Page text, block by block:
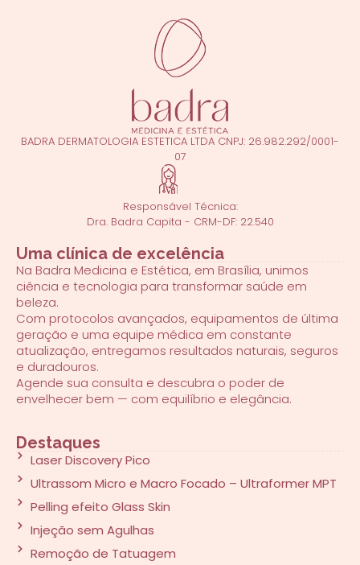
BADRA DERMATOLOGIA ESTETICA LTDA CNPJ: 26.982.292/0001-
07
Responsável Técnica:
Dra. Badra Capita - CRM-DF: 22.540
Uma clínica de excelência
Na Badra Medicina e Estética, em Brasília, unimos
ciência e tecnologia para transformar saúde em
beleza.
Com protocolos avançados, equipamentos de última
geração e uma equipe médica em constante
atualização, entregamos resultados naturais, seguros
e duradouros.
Agende sua consulta e descubra o poder de
envelhecer bem — com equilíbrio e elegância.
Destaques
Laser Discovery Pico
Ultrassom Micro e Macro Focado – Ultraformer MPT
Pelling efeito Glass Skin
Injeção sem Agulhas
Remoção de Tatuagem